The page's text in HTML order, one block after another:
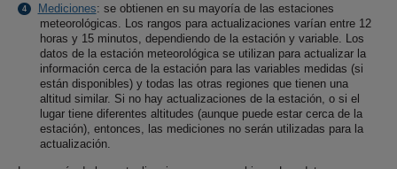
Mediciones: se obtienen en su mayoría de las estaciones
meteorológicas. Los rangos para actualizaciones varían entre 12
horas y 15 minutos, dependiendo de la estación y variable. Los
datos de la estación meteorológica se utilizan para actualizar la
información cerca de la estación para las variables medidas (si
están disponibles) y todas las otras regiones que tienen una
altitud similar. Si no hay actualizaciones de la estación, o si el
lugar tiene diferentes altitudes (aunque puede estar cerca de la
estación), entonces, las mediciones no serán utilizadas para la
actualización.